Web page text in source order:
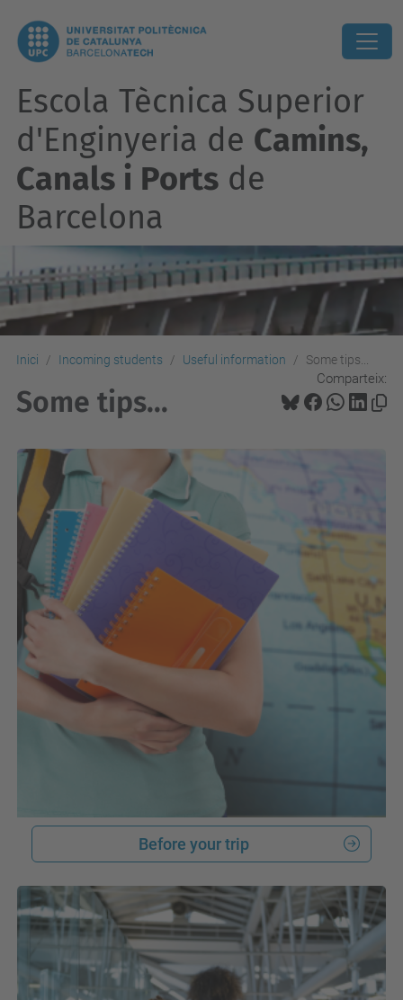
Escola Tècnica Superior
d'Enginyeria de Camins,
Canals i Ports de
Barcelona
Inici Incoming students Useful information Some tips...
Comparteix:
Some tips...
Before your trip